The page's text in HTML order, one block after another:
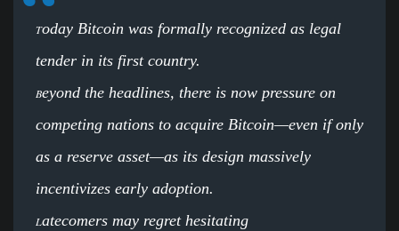
Today Bitcoin was formally recognized as legal
tender in its first country.
Beyond the headlines, there is now pressure on
competing nations to acquire Bitcoin—even if only
as a reserve asset—as its design massively
incentivizes early adoption.
Latecomers may regret hesitating